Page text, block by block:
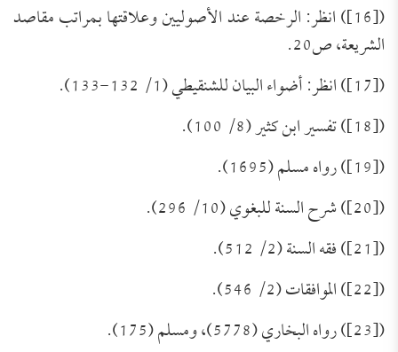
([16]) انظر: الرخصة عند الأصوليين وعلاقتها بمراتب مقاصد
الشريعة، ص20.
([17]) انظر: أضواء البيان للشنقيطي (1/ 132-133).
([18]) تفسير ابن كثير (8/ 100).
([19]) رواه مسلم (1695).
([20]) شرح السنة للبغوي (10/ 296).
([21]) فقه السنة (2/ 512).
([22]) الموافقات (2/ 546).
([23]) رواه البخاري (5778)، ومسلم (175).